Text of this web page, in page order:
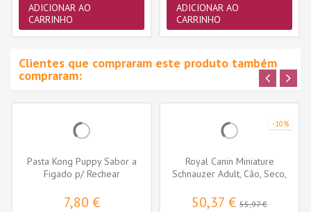
ADICIONAR AO
CARRINHO
ADICIONAR AO
CARRINHO
Clientes que compraram este produto também
compraram:
Pasta Kong Puppy Sabor a
Figado p/ Rechear
7,80 €
-10%
Royal Canin Miniature
Schnauzer Adult, Cão, Seco,
50,37 € 55,97 €